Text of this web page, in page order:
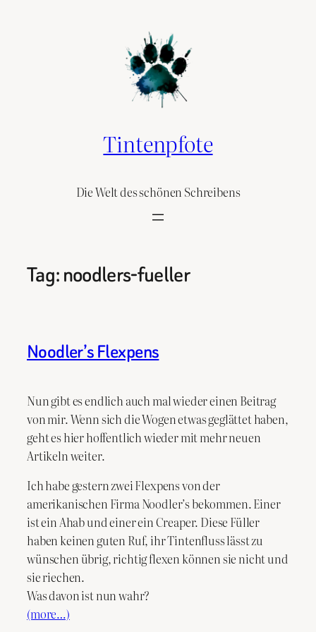
Tintenpfote
Die Welt des schönen Schreibens
Tag:noodlers-fueller
Noodler’s Flexpens
Nun gibt es endlich auch mal wieder einen Beitrag
von mir. Wenn sich die Wogen etwas geglättet haben,
geht es hier hoffentlich wieder mit mehr neuen
Artikeln weiter.
Ich habe gestern zwei Flexpens von der
amerikanischen Firma Noodler’s bekommen. Einer
ist ein Ahab und einer ein Creaper. Diese Füller
haben keinen guten Ruf, ihr Tintenfluss lässt zu
wünschen übrig, richtig flexen können sie nicht und
sie riechen.
Was davon ist nun wahr?
(more…)